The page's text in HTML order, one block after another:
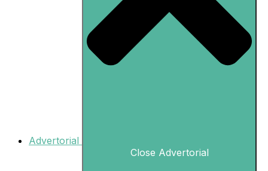
Advertorial
Close Advertorial